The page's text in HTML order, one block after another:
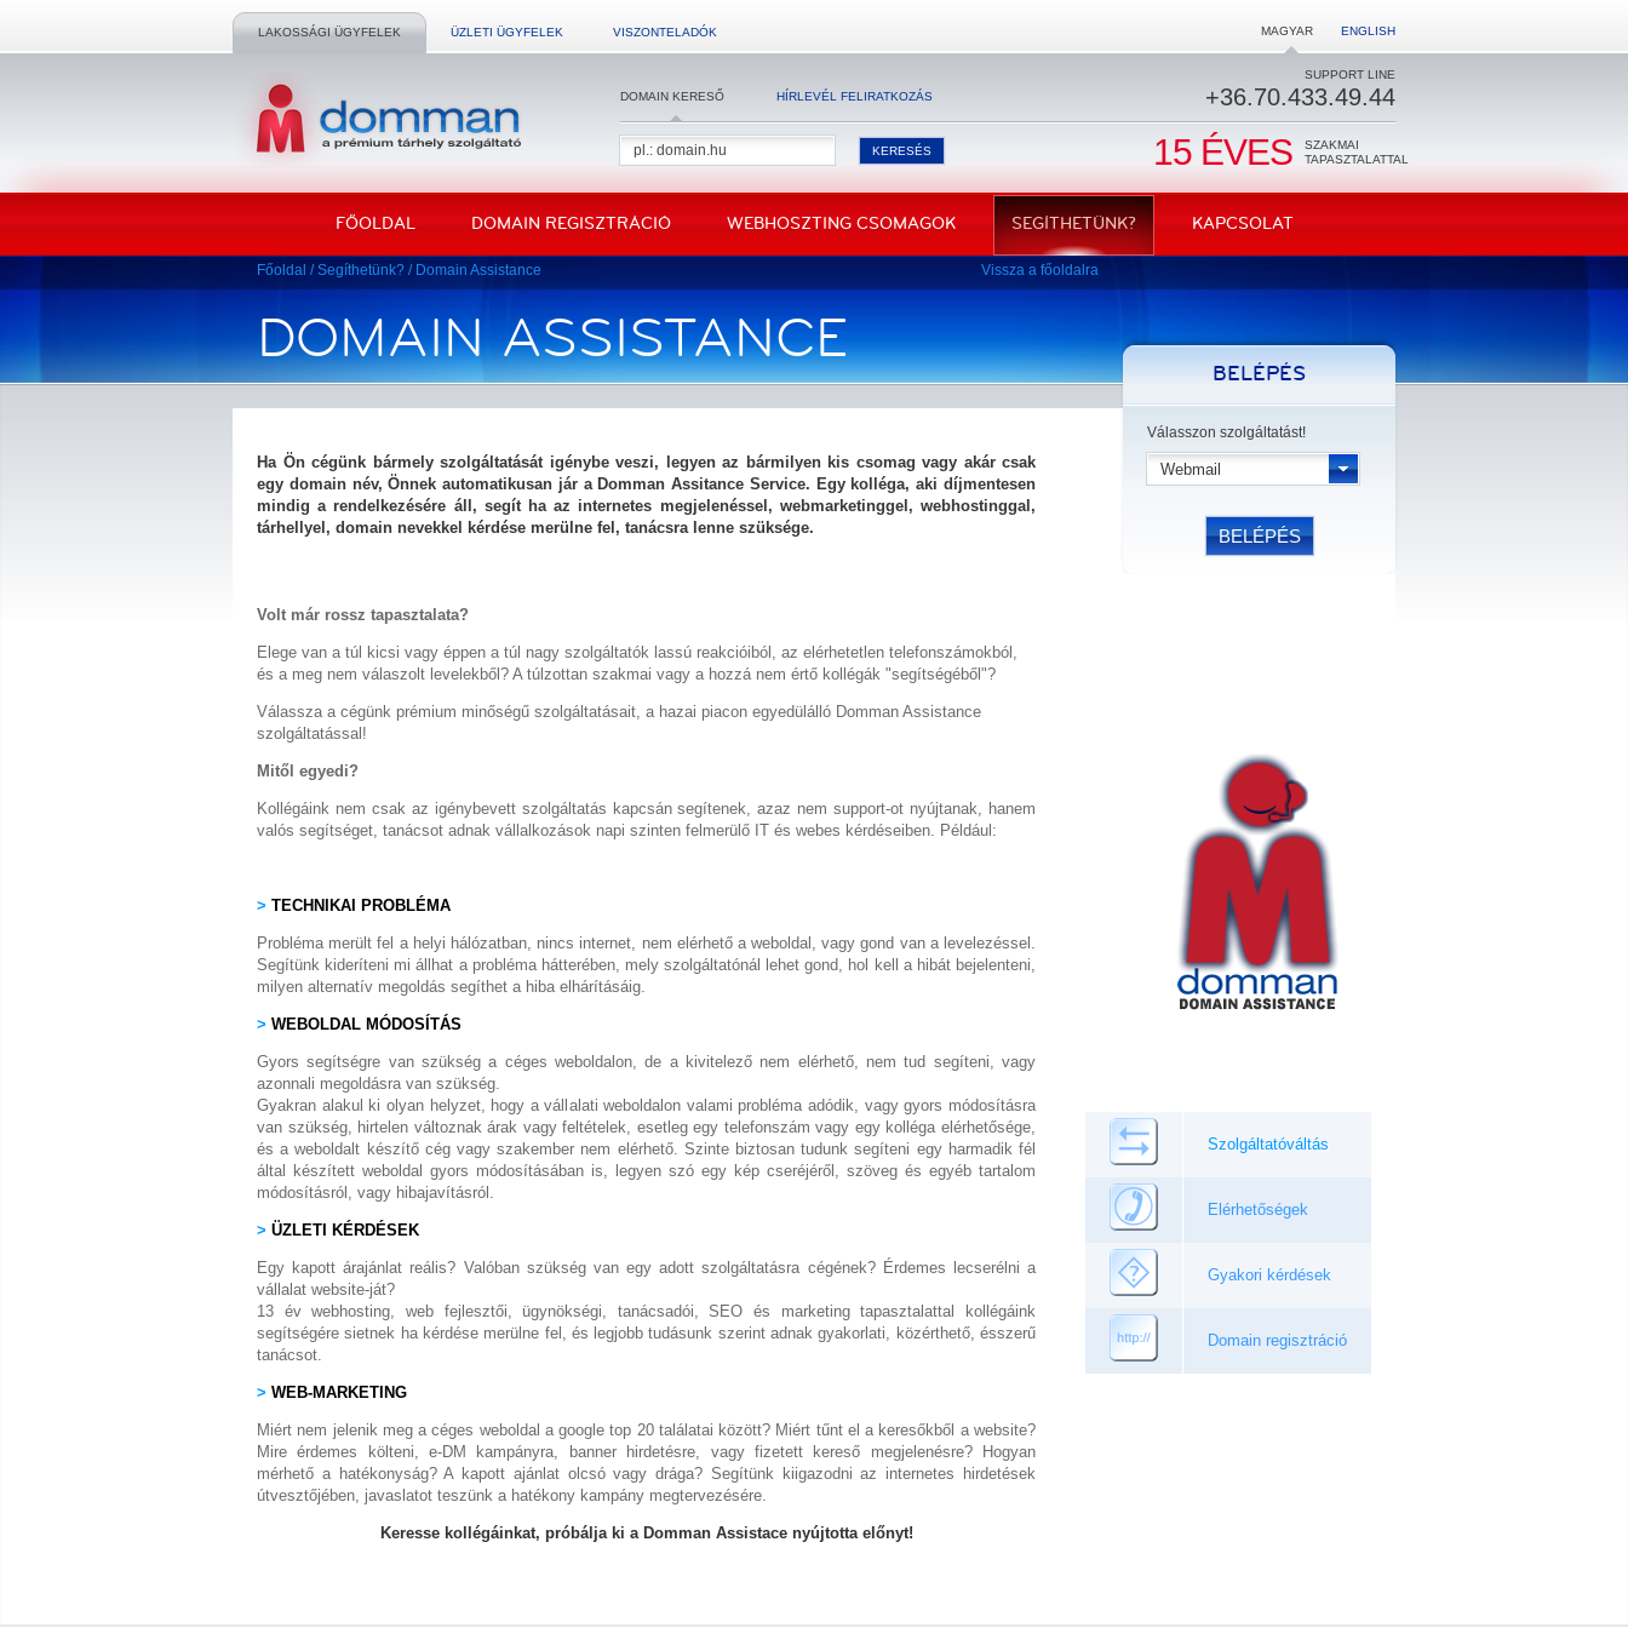
LAKOSSÁGI ÜGYFELEK ÜZLETI ÜGYFELEK VISZONTELADÓK MAGYAR ENGLISH
DOMAIN KERESŐ HÍRLEVÉL FELIRATKOZÁS
SUPPORT LINE
+36.70.433.49.44
15 ÉVES
SZAKMAI
TAPASZTALATTAL
FŐOLDAL DOMAIN REGISZTRÁCIÓ WEBHOSZTING CSOMAGOK SEGÍTHETÜNK? KAPCSOLAT
Vissza a főoldalra
Főoldal /Segíthetünk? / Domain Assistance
DOMAIN ASSISTANCE
Ha Ön cégünk bármely szolgáltatását igénybe veszi, legyen az bármilyen kis csomag vagy akár csak
egy domain név, Önnek automatikusan jár a Domman Assitance Service. Egy kolléga, aki díjmentesen
mindig a rendelkezésére áll, segít ha az internetes megjelenéssel, webmarketinggel, webhostinggal,
tárhellyel, domain nevekkel kérdése merülne fel, tanácsra lenne szüksége.
Volt már rossz tapasztalata?
Elege van a túl kicsi vagy éppen a túl nagy szolgáltatók lassú reakcióiból, az elérhetetlen telefonszámokból,
és a meg nem válaszolt levelekből? A túlzottan szakmai vagy a hozzá nem értő kollégák "segítségéből"?
Válassza a cégünk prémium minőségű szolgáltatásait, a hazai piacon egyedülálló Domman Assistance
szolgáltatással!
Mitől egyedi?
Kollégáink nem csak az igénybevett szolgáltatás kapcsán segítenek, azaz nem support-ot nyújtanak, hanem
valós segítséget, tanácsot adnak vállalkozások napi szinten felmerülő IT és webes kérdéseiben. Például:
> TECHNIKAI PROBLÉMA
Probléma merült fel a helyi hálózatban, nincs internet, nem elérhető a weboldal, vagy gond van a levelezéssel.
Segítünk kideríteni mi állhat a probléma hátterében, mely szolgáltatónál lehet gond, hol kell a hibát bejelenteni,
milyen alternatív megoldás segíthet a hiba elhárításáig.
> WEBOLDAL MÓDOSÍTÁS
Gyors segítségre van szükség a céges weboldalon, de a kivitelező nem elérhető, nem tud segíteni, vagy
azonnali megoldásra van szükség.
Gyakran alakul ki olyan helyzet, hogy a vállalati weboldalon valami probléma adódik, vagy gyors módosításra
van szükség, hirtelen változnak árak vagy feltételek, esetleg egy telefonszám vagy egy kolléga elérhetősége,
és a weboldalt készítő cég vagy szakember nem elérhető. Szinte biztosan tudunk segíteni egy harmadik fél
által készített weboldal gyors módosításában is, legyen szó egy kép cseréjéről, szöveg és egyéb tartalom
módosításról, vagy hibajavításról.
> ÜZLETI KÉRDÉSEK
Egy kapott árajánlat reális? Valóban szükség van egy adott szolgáltatásra cégének? Érdemes lecserélni a
vállalat website-ját?
13 év webhosting, web fejlesztői, ügynökségi, tanácsadói, SEO és marketing tapasztalattal kollégáink
segítségére sietnek ha kérdése merülne fel, és legjobb tudásunk szerint adnak gyakorlati, közérthető, ésszerű
tanácsot.
> WEB-MARKETING
Miért nem jelenik meg a céges weboldal a google top 20 találatai között? Miért tűnt el a keresőkből a website?
Mire érdemes költeni, e-DM kampányra, banner hirdetésre, vagy fizetett kereső megjelenésre? Hogyan
mérhető a hatékonyság? A kapott ajánlat olcsó vagy drága? Segítünk kiigazodni az internetes hirdetések
útvesztőjében, javaslatot teszünk a hatékony kampány megtervezésére.
Keresse kollégáinkat, próbálja ki a Domman Assistace nyújtotta előnyt!
Szolgáltatóváltás
Elérhetőségek
Gyakori kérdések
Domain regisztráció
BELÉPÉS
Válasszon szolgáltatást!
Webmail